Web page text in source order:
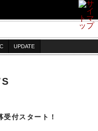
UPDATE
受付スタート！